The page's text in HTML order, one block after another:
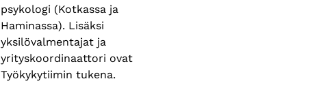
psykologi (Kotkassa ja
Haminassa). Lisäksi
yksilövalmentajat ja
yrityskoordinaattori ovat
Työkykytiimin tukena.